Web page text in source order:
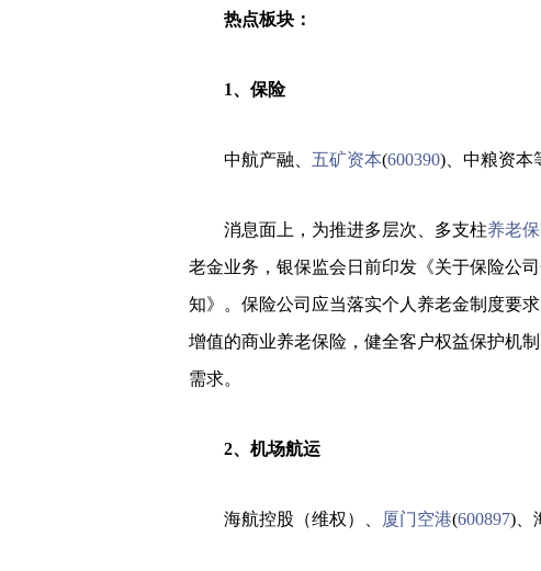
热点板块：
1、保险
中航产融、 五矿资本(600390)、中粮资本
消息面上，为推进多层次、多支柱养老
老金业务，银保监会日前印发《关于保险公
知》。保险公司应当落实个人养老金制度要
增值的商业养老保险，健全客户权益保护机
需求。
2、机场航运
海航控股（维权）、 厦门空港(600897)、